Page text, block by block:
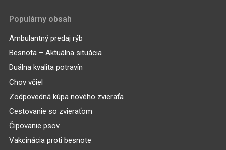
Populárny obsah
Ambulantný predaj rýb
Besnota – Aktuálna situácia
Duálna kvalita potravín
Chov včiel
Zodpovedná kúpa nového zvieraťa
Cestovanie so zvieraťom
Čipovanie psov
Vakcinácia proti besnote